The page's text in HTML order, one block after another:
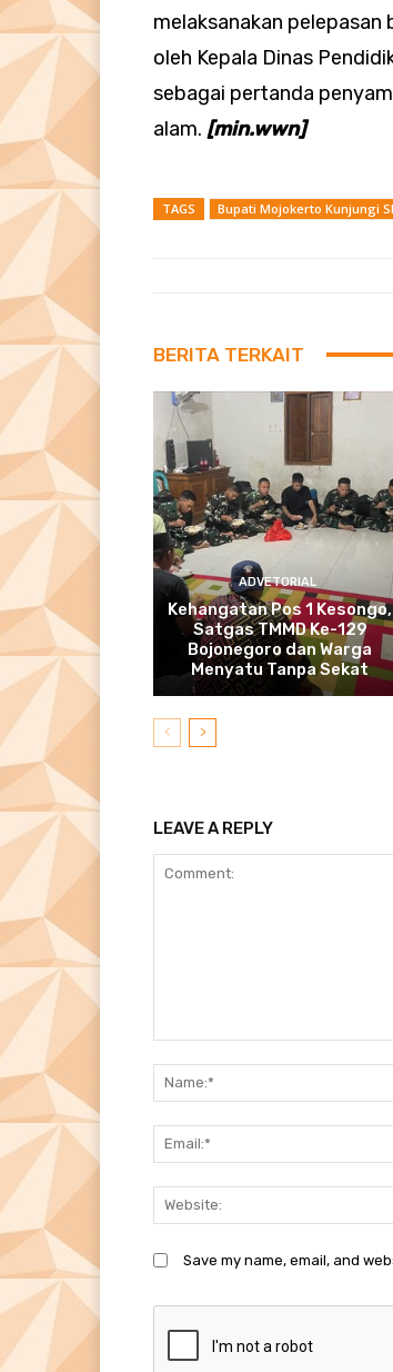
melaksanakan
oleh Kepala Dinas
sebagai pertanda
alam. [min.wwn]
TAGS Bupati Mojokerto Kunjungi
BERITA TERKAIT
ADVETORIAL
Kehangatan Pos 1 Kesongo,
Satgas TMMD Ke-129
Bojonegoro dan Warga
Menyatu Tanpa Sekat
LEAVE A REPLY
Save my name, email, and